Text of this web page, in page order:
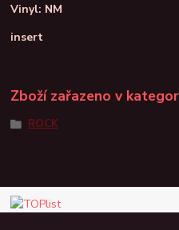
Vinyl: NM
insert
Zboží zařazeno v
ROCK